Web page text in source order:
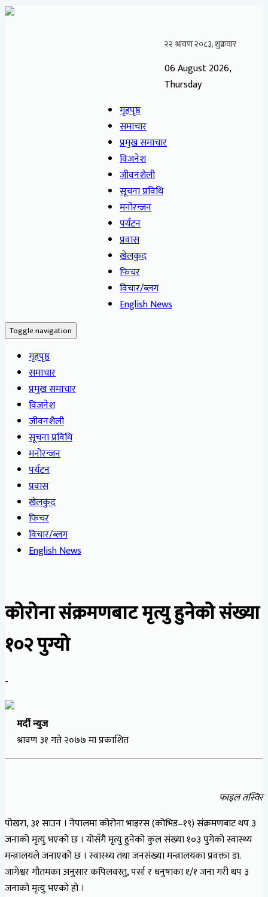
06 August 2026,
Thursday
गृहपृष्ठ
समाचार
प्रमुख समाचार
विजनेश
जीवनशैली
सूचना प्रविधि
मनोरन्जन
पर्यटन
प्रवास
खेलकुद
फिचर
विचार/ब्लग
English News
Toggle navigation
गृहपृष्ठ
समाचार
प्रमुख समाचार
विजनेश
जीवनशैली
सूचना प्रविधि
मनोरन्जन
पर्यटन
प्रवास
खेलकुद
फिचर
विचार/ब्लग
English News
कोरोना संक्रमणबाट मृत्यु हुनेकोे संख्या
१०२ पुग्यो
-
मर्दी न्युज
श्रावण ३१ गते २०७७ मा प्रकाशित
फाइल तस्विर
पोखरा, ३१ साउन । नेपालमा कोरोना भाइरस (कोभिड–१९) संक्रमणबाट थप ३
जनाको मृत्यु भएको छ । योसँगै मृत्यु हुनेको कुल संख्या १०३ पुगेको स्वास्थ्य
मन्त्रालयले जनाएको छ । स्वास्थ्य तथा जनसंख्या मन्त्रालयका प्रवक्ता डा.
जागेश्वर गौतमका अनुसार कपिलवस्तु, पर्सा र धनुषाका १/१ जना गरी थप ३
जनाको मृत्यु भएको हो ।